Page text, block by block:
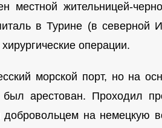
жительницей-
в Турине (в северной
операции.
морской порт, но на
арестован. Проходил
добровольцем на немецкую